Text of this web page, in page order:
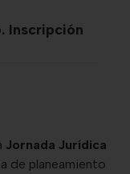
Inscripción
Jornada Jurídica
de planeamiento